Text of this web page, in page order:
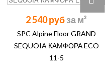
2 540 руб
SPC Alpine Floor GRAND
SEQUOIA КАМФОРА ECO
11-5